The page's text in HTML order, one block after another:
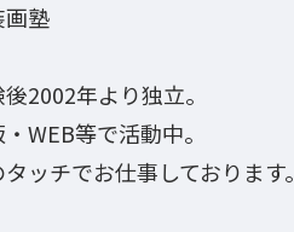
画塾
2002年より独立。
WEB等で活動中。
ッチでお仕事しております。